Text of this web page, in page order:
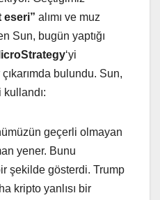
eseri” alımı ve muz
Sun, bugün yaptığı
‘yi
bulundu. Sun,
kullandı:
geçerli olmayan
yener. Bunu
şekilde gösterdi. Trump
kripto yanlısı bir